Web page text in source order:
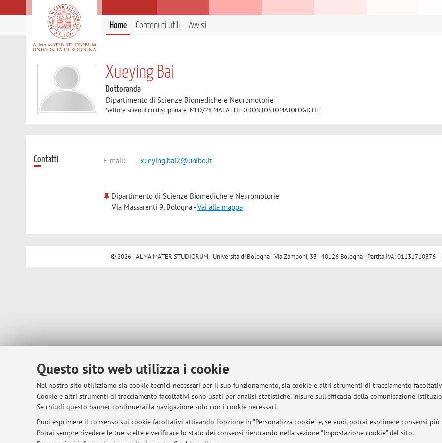
Questo sito web utilizza i cookie
Nel nostro sito utilizziamo sia cookie tecnici necessari per il suo funzionamento, sia cookie e altri strumenti di tracciamento
Cookie e altri strumenti di tracciamento facoltativi sono usati per analisi statistiche, misure sull'efficacia della comunicazione
Se chiudi questo banner continuerai la navigazione solo con i cookie necessari.
Puoi esprimere il consenso sui cookie facoltativi attivando l'opzione in "Personalizza cookie" e, se vuoi, potrai esprimere consensi
Potrai sempre rivedere le tue scelte e verificare lo stato dei consensi rientrando nella sezione "Impostazione cookie" del sito.
Home Contenuti utili Avvisi
Xueying Bai
Dottoranda
Dipartimento di Scienze Biomediche e Neuromotorie
Settore scientifico disciplinare: MED/28 MALATTIE ODONTOSTOMATOLOGICHE
Contatti E-mail: xueying.bai2@unibo.it
Dipartimento di Scienze Biomediche e Neuromotorie
Via Massarenti 9, Bologna -Vai alla mappa
© 2026 - ALMA MATER STUDIORUM - Università di Bologna - Via Zamboni, 33 - 40126 Bologna - Partita IVA: 01131710376